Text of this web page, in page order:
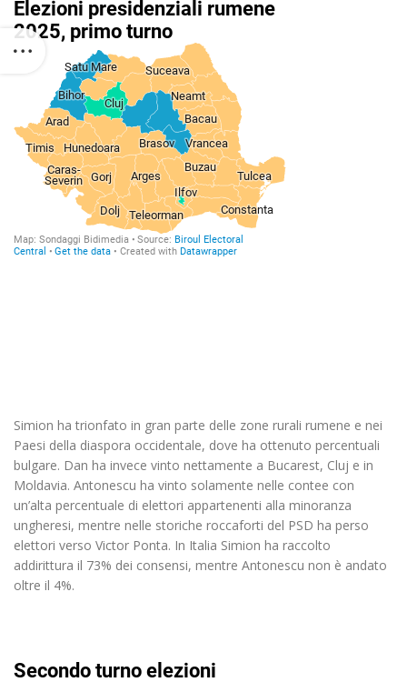
Simion ha trionfato in gran parte delle zone rurali rumene e nei
Paesi della diaspora occidentale, dove ha ottenuto percentuali
bulgare. Dan ha invece vinto nettamente a Bucarest, Cluj e in
Moldavia. Antonescu ha vinto solamente nelle contee con
un’alta percentuale di elettori appartenenti alla minoranza
ungheresi, mentre nelle storiche roccaforti del PSD ha perso
elettori verso Victor Ponta. In Italia Simion ha raccolto
addirittura il 73% dei consensi, mentre Antonescu non è andato
oltre il 4%.